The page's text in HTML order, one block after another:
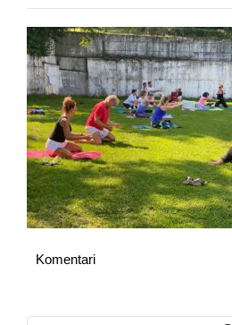
Komentari